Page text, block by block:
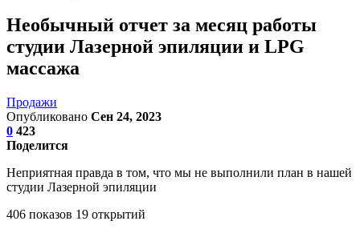
Необычный отчет за месяц работы
студии Лазерной эпиляции и LPG
массажа
Продажи
Опубликовано Сен 24, 2023
0 423
Поделится
Неприятная правда в том, что мы не выполнили план в нашей
студии Лазерной эпиляции
406 показов 19 открытий